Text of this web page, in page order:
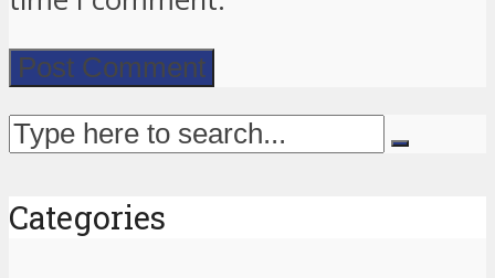
Categories